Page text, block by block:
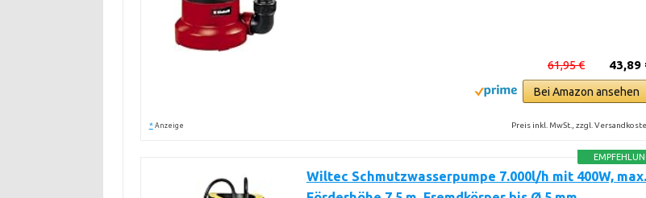
43,89
61,95 €
Bei Amazon ansehen
* Anzeige Preis inkl. MwSt., zzgl.
Wiltec Schmutzwasserpumpe 7.000l/h mit 400W, max.